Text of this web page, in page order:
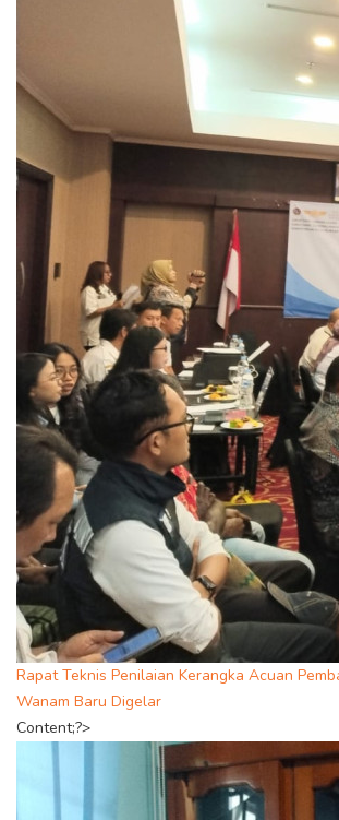
Rapat Teknis Penilaian Kerangka Acuan
Wanam Baru Digelar
Content;?>